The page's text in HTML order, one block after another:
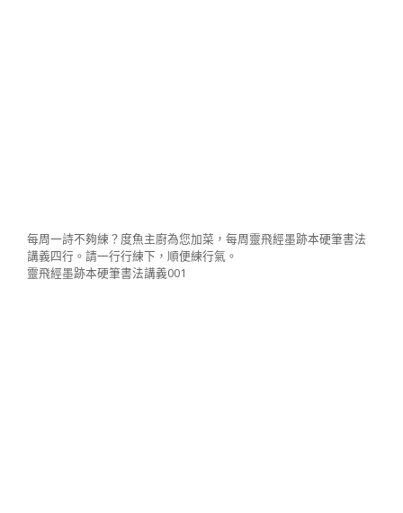
每周一詩不夠練？度魚主廚為您加菜，每周靈飛經墨跡本硬筆書法
講義四行。請一行行練下，順便練行氣。
靈飛經墨跡本硬筆書法講義001